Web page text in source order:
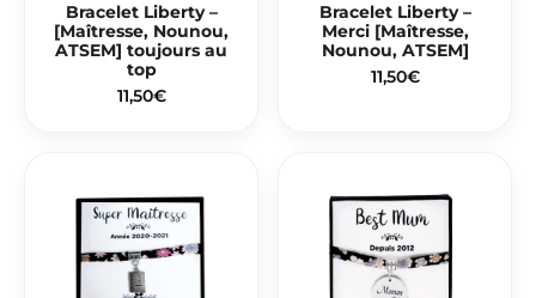
Bracelet Liberty –
[Maîtresse, Nounou,
ATSEM] toujours au
top
11,50€
Bracelet Liberty –
Merci [Maîtresse,
Nounou, ATSEM]
11,50€